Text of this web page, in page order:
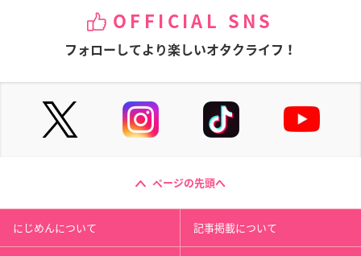
OFFICIAL SNS
フォローしてより楽しいオタクライフ！
ページの先頭へ
にじめんについて 記事掲載について